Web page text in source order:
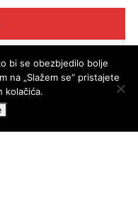
bi se obezbjedilo bolje
na „Slažem se“ pristajete
kolačića.